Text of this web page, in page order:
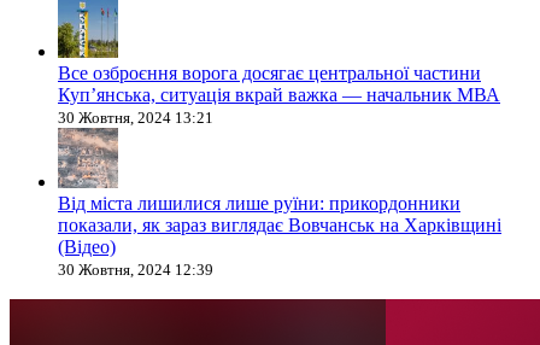
Все озброєння ворога досягає центральної частини
Куп’янська, ситуація вкрай важка — начальник МВА
30 Жовтня, 2024 13:21
Від міста лишилися лише руїни: прикордонники
показали, як зараз виглядає Вовчанськ на Харківщині
(Відео)
30 Жовтня, 2024 12:39